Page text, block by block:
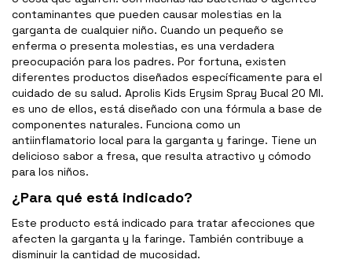
contaminantes que pueden causar molestias en la
garganta de cualquier niño. Cuando un pequeño se
enferma o presenta molestias, es una verdadera
preocupación para los padres. Por fortuna, existen
diferentes productos diseñados específicamente para el
cuidado de su salud. Aprolis Kids Erysim Spray Bucal 20 Ml.
es uno de ellos, está diseñado con una fórmula a base de
componentes naturales. Funciona como un
antiinflamatorio local para la garganta y faringe. Tiene un
delicioso sabor a fresa, que resulta atractivo y cómodo
para los niños.
¿Para qué está indicado?
Este producto está indicado para tratar afecciones que
afecten la garganta y la faringe. También contribuye a
disminuir la cantidad de mucosidad.